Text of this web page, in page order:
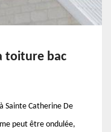
toiture bac
Sainte Catherine De
peut être ondulée,